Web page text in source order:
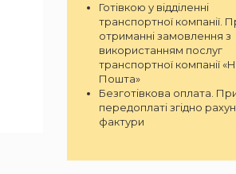
Готівкою у відділенні
транспортної компанії.
отриманні замовлення з
використанням послуг
транспортної компанії
Пошта»
Безготівкова оплата.
передоплаті згідно
фактури